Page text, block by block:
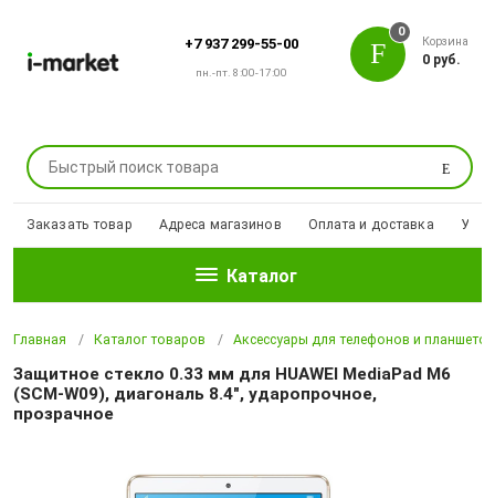
+7 937 299-55-00
пн.-пт. 8:00-17:00
Поиск
0
Корзина
0 руб.
Заказать товар Адреса магазинов Оплата и доставка
Каталог
Главная Каталог товаров Аксессуары для телефонов и планшетов
Защитное стекло 0.33 мм для HUAWEI MediaPad M6
(SCM-W09), диагональ 8.4", ударопрочное,
прозрачное